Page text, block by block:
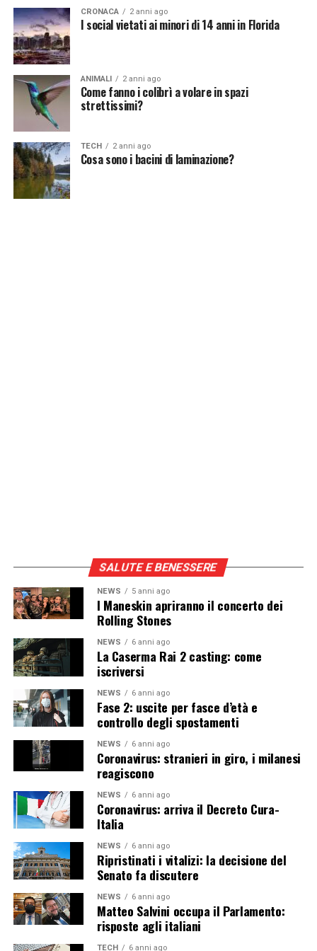
CRONACA 2 anni ago
I social vietati ai minori di 14 anni in Florida
ANIMALI 2 anni ago
Come fanno i colibrì a volare in spazi
strettissimi?
TECH 2 anni ago
Cosa sono i bacini di laminazione?
SALUTE E BENESSERE
NEWS 5 anni ago
I Maneskin apriranno il concerto dei
Rolling Stones
NEWS 6 anni ago
La Caserma Rai 2 casting: come
iscriversi
NEWS 6 anni ago
Fase 2: uscite per fasce d’età e
controllo degli spostamenti
NEWS 6 anni ago
Coronavirus: stranieri in giro, i milanesi
reagiscono
NEWS 6 anni ago
Coronavirus: arriva il Decreto Cura-
Italia
NEWS 6 anni ago
Ripristinati i vitalizi: la decisione del
Senato fa discutere
NEWS 6 anni ago
Matteo Salvini occupa il Parlamento:
risposte agli italiani
TECH 6 anni ago